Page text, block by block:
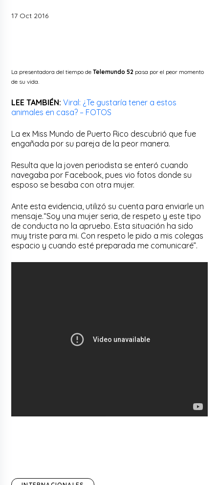
17 Oct 2016
La presentadora del tiempo de Telemundo 52 pasa por el peor momento
de su vida.
LEE TAMBIÉN: Viral: ¿Te gustaría tener a estos
animales en casa? – FOTOS
La ex Miss Mundo de Puerto Rico descubrió que fue
engañada por su pareja de la peor manera.
Resulta que la joven periodista se enteró cuando
navegaba por Facebook, pues vio fotos donde su
esposo se besaba con otra mujer.
Ante esta evidencia, utilizó su cuenta para enviarle un
mensaje.“Soy una mujer seria, de respeto y este tipo
de conducta no la apruebo. Esta situación ha sido
muy triste para mi. Con respeto le pido a mis colegas
espacio y cuando esté preparada me comunicaré”.